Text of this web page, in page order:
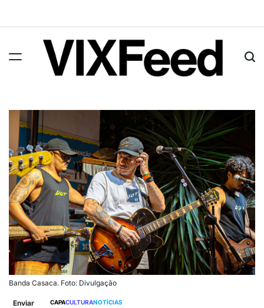
Banda Casaca. Foto: Divulgação
Enviar CAPACULTURANOTÍCIAS